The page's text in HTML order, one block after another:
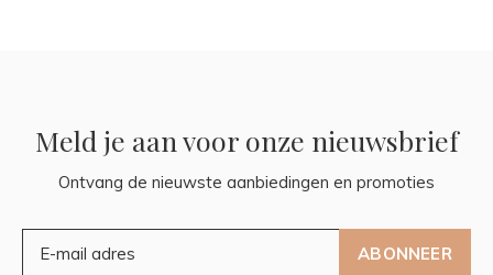
Meld je aan voor onze nieuwsbrief
Ontvang de nieuwste aanbiedingen en promoties
ABONNEER